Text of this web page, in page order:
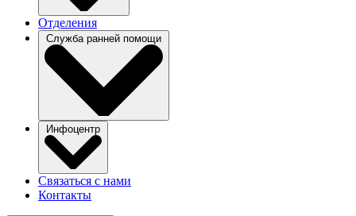
Отделения
Служба ранней помощи
Инфоцентр
Связаться с нами
Контакты